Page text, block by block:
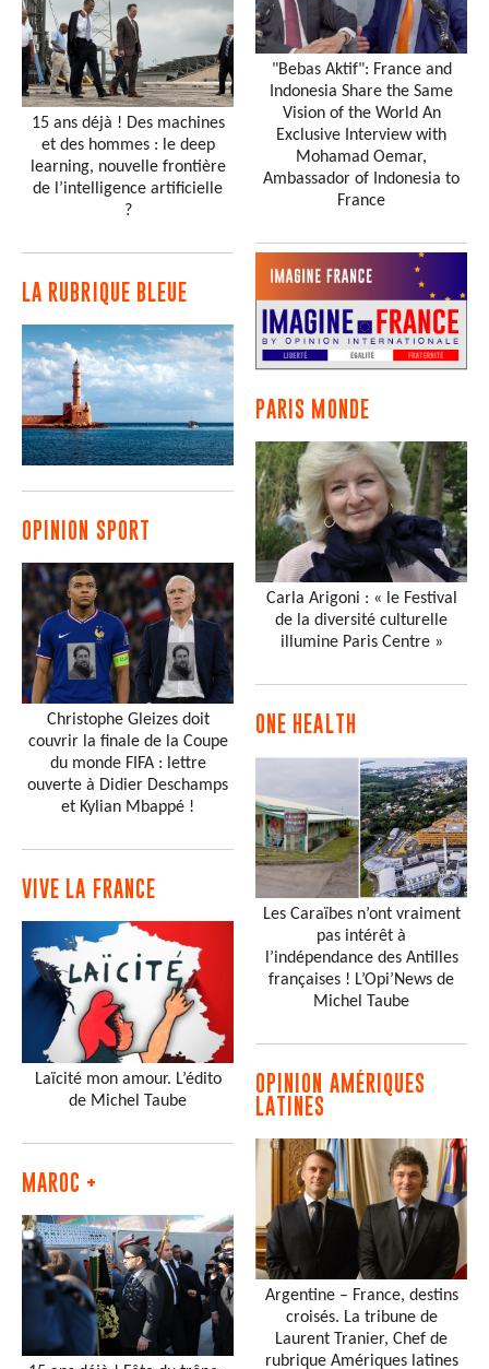
15 ans déjà ! Des machines
et des hommes : le deep
learning, nouvelle frontière
de l’intelligence artificielle
?
LA RUBRIQUE BLEUE
OPINION SPORT
Christophe Gleizes doit
couvrir la finale de la Coupe
du monde FIFA : lettre
ouverte à Didier Deschamps
et Kylian Mbappé !
VIVE LA FRANCE
Laïcité mon amour. L’édito
de Michel Taube
MAROC +
"Bebas Aktif": France and
Indonesia Share the Same
Vision of the World An
Exclusive Interview with
Mohamad Oemar,
Ambassador of Indonesia to
France
PARIS MONDE
Carla Arigoni : « le Festival
de la diversité culturelle
illumine Paris Centre »
ONE HEALTH
Les Caraïbes n’ont vraiment
pas intérêt à
l’indépendance des Antilles
françaises ! L’Opi’News de
Michel Taube
OPINION AMÉRIQUES
LATINES
Argentine – France, destins
croisés. La tribune de
Laurent Tranier, Chef de
rubrique Amériques latines